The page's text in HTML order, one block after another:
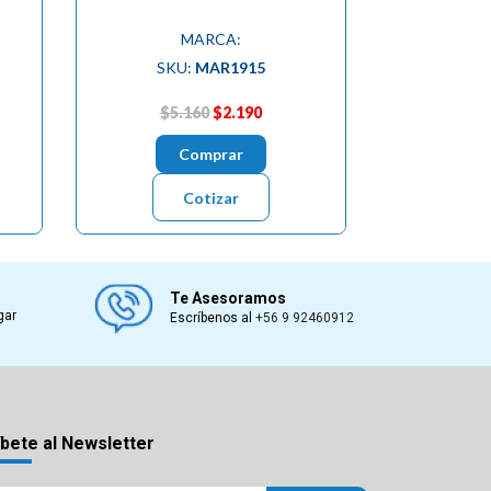
MARCA:
SKU: MAR1915
$5.160$2.190
Comprar
Cotizar
Te Asesoramos
Escríbenos al+56 9 92460912
al Newsletter